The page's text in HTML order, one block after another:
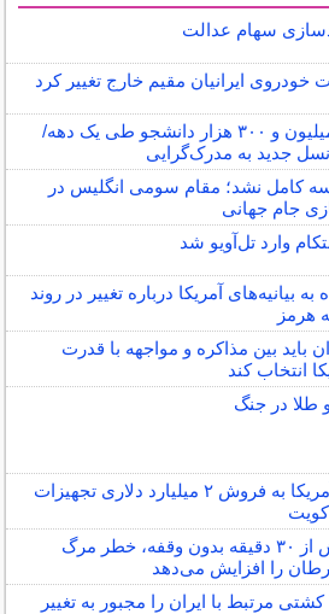
سهام عدالت
خودروی ایرانیان مقیم خارج تغییر کرد
کاهش یک میلیون و ۳۰۰ هزار دانشجو طی یک دهه/
نسل جدید به مدرک‌گرایی
کامل نشد؛ مقام سومی انگلیس در
جام جهانی
وارد تل‌آویو شد
بیانیه‌های آمریکا درباره تغییر در روند
هرمز
باید بین مذاکره و مواجهه با قدرت
انتخاب کند
چراغ سبز آمریکا به فروش ۲ میلیارد دلاری تجهیزات
کویت
نشستن بیش از ۳۰ دقیقه بدون وقفه، خطر مرگ
را افزایش می‌دهد
سنتکام: 78 کشتی مرتبط با ایران را مجبور به تغییر